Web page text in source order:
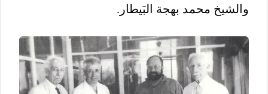
والشيخ محمد بهجة البَيطار.